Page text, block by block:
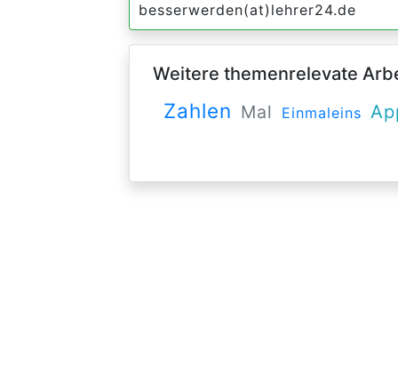
besserwerden(at)lehrer24.de
Weitere themenrelevate
Zahlen Mal Einmaleins